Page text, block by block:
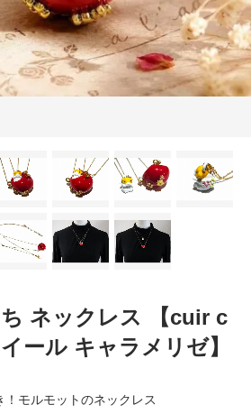
ネックレス 【cuir c
ール キャラメリゼ】
！モルモットのネックレス